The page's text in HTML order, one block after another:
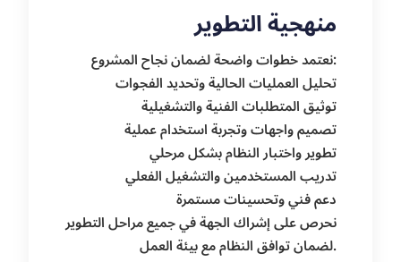
منهجية التطوير
نعتمد خطوات واضحة لضمان نجاح المشروع:
تحليل العمليات الحالية وتحديد الفجوات
توثيق المتطلبات الفنية والتشغيلية
تصميم واجهات وتجربة استخدام عملية
تطوير واختبار النظام بشكل مرحلي
تدريب المستخدمين والتشغيل الفعلي
دعم فني وتحسينات مستمرة
نحرص على إشراك الجهة في جميع مراحل التطوير
لضمان توافق النظام مع بيئة العمل.